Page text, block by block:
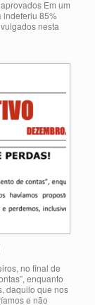
Em um
indeferiu 85%
nesta
no final de
enquanto
daquilo que nos
e não